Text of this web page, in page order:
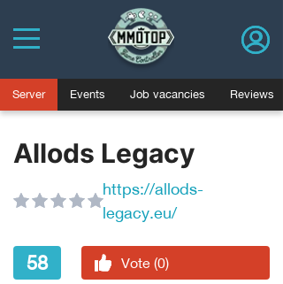
Server Events Job vacancies Reviews
Allods Legacy
https://allods-
legacy.eu/
58 Vote (0)